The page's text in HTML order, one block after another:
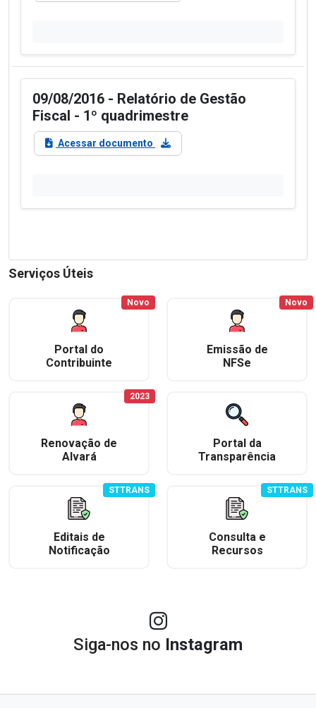
09/08/2016 - Relatório de Gestão
Fiscal - 1º quadrimestre
Acessar documento
Serviços Úteis
Portal do
Contribuinte
Novo
Emissão de
NFSe
Novo
Renovação de
Alvará
2023
Portal da
Transparência
Editais de
Notificação
STTRANS
Consulta e
Recursos
STTRANS
Siga-nos no Instagram